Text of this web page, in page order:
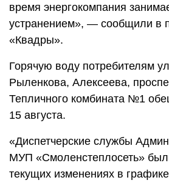
время энергокомпания
устранением», — сообщили в
«Квадры».
Горячую воду потребителям
Рыленкова, Алексеева,
Тепличного комбината №1
15 августа.
«Диспетчерские службы
МУП «Смоленстеплосеть»
текущих изменениях в